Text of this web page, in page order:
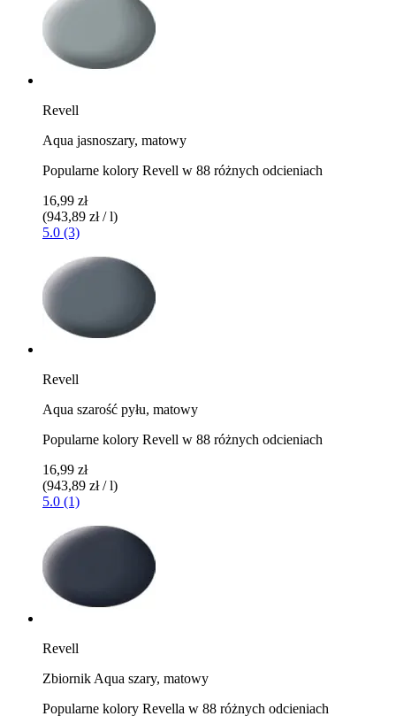
Revell
Aqua jasnoszary, matowy
Popularne kolory Revell w 88 różnych odcieniach
16,99 zł
(943,89 zł / l)
5.0 (3)
Revell
Aqua szarość pyłu, matowy
Popularne kolory Revell w 88 różnych odcieniach
16,99 zł
(943,89 zł / l)
5.0 (1)
Revell
Zbiornik Aqua szary, matowy
Popularne kolory Revella w 88 różnych odcieniach